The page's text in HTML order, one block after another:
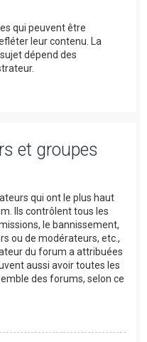
qui peuvent être
leur contenu. La
dépend des
et groupes
qui ont le plus haut
Ils contrôlent tous les
le bannissement,
ou de modérateurs, etc.,
du forum a attribuées
aussi avoir toutes les
des forums, selon ce